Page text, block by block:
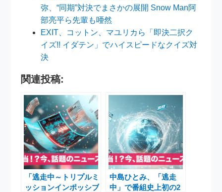
弥、“同期”対決でまさかの展開 Snow Man阿
部亮平ら先輩も唖然
EXIT、コットン、マユリカら「即決二択ク
イズ!! イダテン」でハイスピードなクイズ対
決
関連投稿:
「逃走中～トリプルミ
ッションインポッシブ
中島ひとみ、「逃走
中」で番組史上初の2